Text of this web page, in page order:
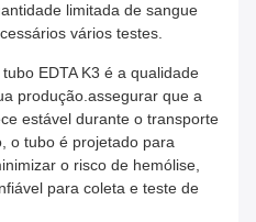
limitada de sangue
vários testes.
EDTA K3 é a qualidade
produção.assegurar que a
estável durante o transporte
o tubo é projetado para
o risco de hemólise,
para coleta e teste de